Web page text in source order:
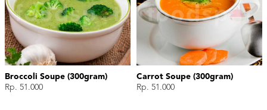
Broccoli Soupe (300gram)
Rp. 51.000
Carrot Soupe (300gram)
Rp. 51.000